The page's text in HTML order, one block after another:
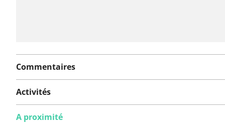
Commentaires
Activités
A proximité